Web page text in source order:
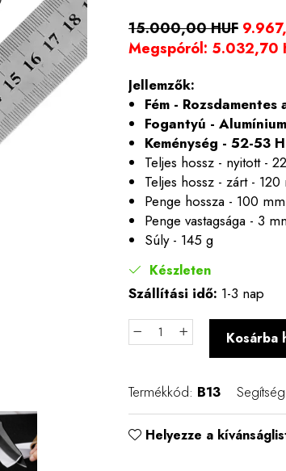
15.000,00 HUF
Megspóról: 5.032,70
Jellemzők:
Fém -
Fogantyú - Alumínium
Keménység - 52-53
Teljes hossz - nyitott -
Teljes hossz - zárt - 120
Penge hossza - 100 mm
Penge vastagsága - 3
Súly - 145 g
Készleten
Szállítási idő: 1-3 nap
Kosárba
Termékkód: B13
Helyezze a